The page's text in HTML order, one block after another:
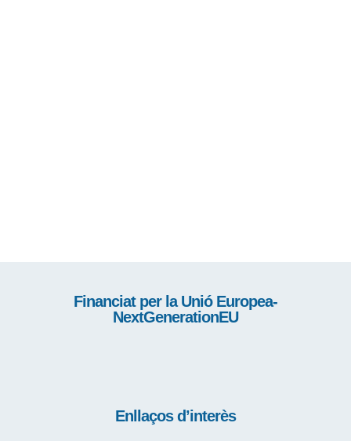
Financiat per la Unió Europea-
NextGenerationEU
Enllaços d’interès